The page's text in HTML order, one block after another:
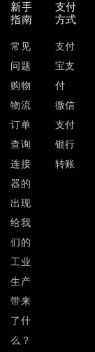
新手
指南
常见
问题
购物
物流
订单
查询
连接
器的
出现
给我
们的
工业
生产
带来
了什
么？
支付
方式
支付
宝支
付
微信
支付
银行
转账